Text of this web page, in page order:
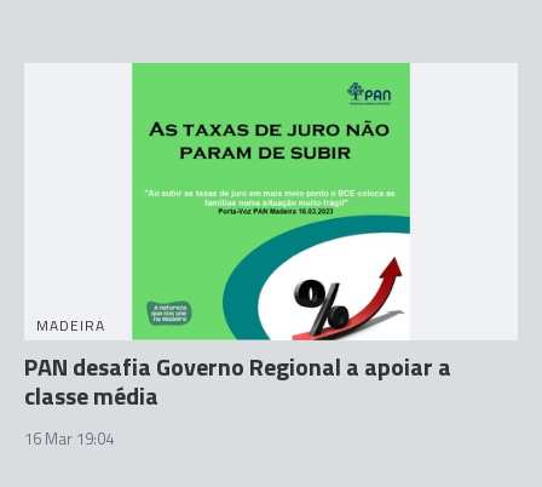
MADEIRA
PAN desafia Governo Regional a apoiar a
classe média
16 Mar 19:04